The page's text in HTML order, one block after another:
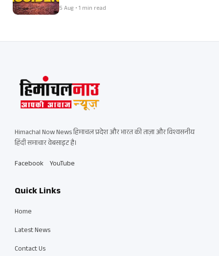
5 Aug • 1 min read
Himachal Now News हिमाचल प्रदेश और भारत की ताज़ा और विश्वसनीय
हिंदी समाचार वेबसाइट है।
Facebook YouTube
Quick Links
Home
Latest News
Contact Us